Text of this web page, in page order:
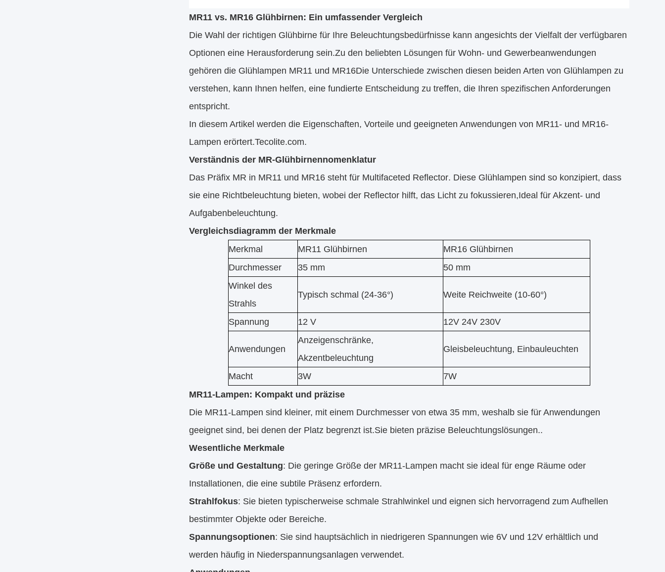
MR11 vs. MR16 Glühbirnen: Ein umfassender Vergleich
Die Wahl der richtigen Glühbirne für Ihre Beleuchtungsbedürfnisse kann angesichts der Vielfalt der verfügbaren
Optionen eine Herausforderung sein.Zu den beliebten Lösungen für Wohn- und Gewerbeanwendungen
gehören die Glühlampen MR11 und MR16Die Unterschiede zwischen diesen beiden Arten von Glühlampen zu
verstehen, kann Ihnen helfen, eine fundierte Entscheidung zu treffen, die Ihren spezifischen Anforderungen
entspricht.
In diesem Artikel werden die Eigenschaften, Vorteile und geeigneten Anwendungen von MR11- und MR16-
Lampen erörtert.Tecolite.com.
Verständnis der MR-Glühbirnennomenklatur
Das Präfix MR in MR11 und MR16 steht für Multifaceted Reflector. Diese Glühlampen sind so konzipiert, dass
sie eine Richtbeleuchtung bieten, wobei der Reflector hilft, das Licht zu fokussieren,Ideal für Akzent- und
Aufgabenbeleuchtung.
Vergleichsdiagramm der Merkmale
Merkmal
MR11 Glühbirnen
MR16 Glühbirnen
Durchmesser
35 mm
50 mm
Winkel des
Strahls
Typisch schmal (24-36°) Weite Reichweite (10-60°)
Spannung 12 V 12V 24V 230V
Anwendungen
Anzeigenschränke,
Akzentbeleuchtung
Gleisbeleuchtung, Einbauleuchten
Macht 3W
7W
MR11-Lampen: Kompakt und präzise
Die MR11-Lampen sind kleiner, mit einem Durchmesser von etwa 35 mm, weshalb sie für Anwendungen
geeignet sind, bei denen der Platz begrenzt ist.Sie bieten präzise Beleuchtungslösungen..
Wesentliche Merkmale
Größe und Gestaltung: Die geringe Größe der MR11-Lampen macht sie ideal für enge Räume oder
Installationen, die eine subtile Präsenz erfordern.
Strahlfokus: Sie bieten typischerweise schmale Strahlwinkel und eignen sich hervorragend zum Aufhellen
bestimmter Objekte oder Bereiche.
Spannungsoptionen: Sie sind hauptsächlich in niedrigeren Spannungen wie 6V und 12V erhältlich und
werden häufig in Niederspannungsanlagen verwendet.